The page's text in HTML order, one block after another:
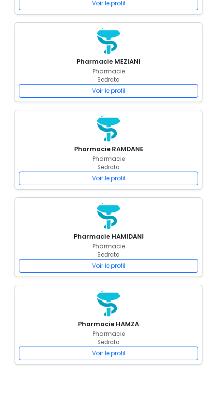
Voir le profil
Pharmacie MEZIANI
Pharmacie
Sedrata
Voir le profil
Pharmacie RAMDANE
Pharmacie
Sedrata
Voir le profil
Pharmacie HAMIDANI
Pharmacie
Sedrata
Voir le profil
Pharmacie HAMZA
Pharmacie
Sedrata
Voir le profil